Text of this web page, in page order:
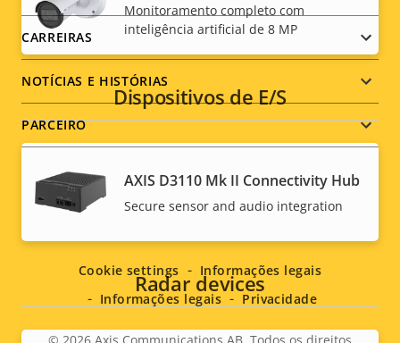
Monitoramento completo com
inteligência artificial de 8 MP
Dispositivos de E/S
AXIS D3110 Mk II Connectivity Hub
Secure sensor and audio integration
Radar devices
CARREIRAS
NOTÍCIAS E HISTÓRIAS
PARCEIRO
Social
menu
Cookie settings
Informações legais
Informações legais
Privacidade